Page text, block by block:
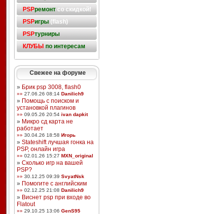
PSPремонтсо скидкой!
PSPигры(flash)
PSPтурниры
КЛУБЫ по интересам
Свежее на форуме
» Брик psp 3008, flash0
»» 27.06.26 08:14 Danilich9
» Помощь с поиском и
установкой плагинов
»» 09.05.26 20:54 ivan dapkit
» Микро сд карта не
работает
»» 30.04.26 18:58 Игорь
» Stateshift лучшая гонка на
PSP, онлайн игра
»» 02.01.26 15:27 MXN_original
» Сколько игр на вашей
PSP?
»» 30.12.25 09:39 SvyatNsk
» Помогите с английским
»» 02.12.25 21:08 Danilich9
» Виснет psp при входе во
Flatout
»» 29.10.25 13:06 GenS95